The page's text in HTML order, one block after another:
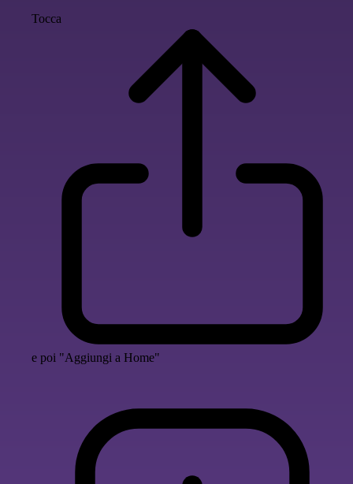
Tocca
e poi "Aggiungi a Home"